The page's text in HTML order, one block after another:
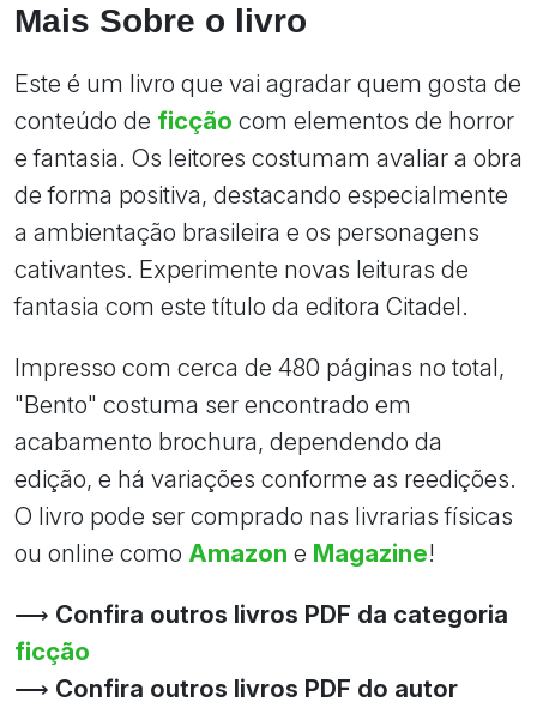
Mais Sobre o livro
Este é um livro que vai agradar quem gosta de
conteúdo de ficção com elementos de horror
e fantasia. Os leitores costumam avaliar a obra
de forma positiva, destacando especialmente
a ambientação brasileira e os personagens
cativantes. Experimente novas leituras de
fantasia com este título da editora Citadel.
Impresso com cerca de 480 páginas no total,
"Bento" costuma ser encontrado em
acabamento brochura, dependendo da
edição, e há variações conforme as reedições.
O livro pode ser comprado nas livrarias físicas
ou online como Amazon e Magazine!
⟶ Confira outros livros PDF da categoria
ficção
⟶ Confira outros livros PDF do autor